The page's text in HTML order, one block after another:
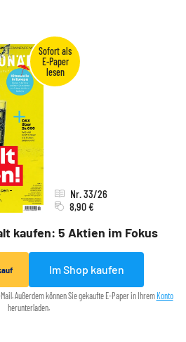
kaufen: 5 Aktien im Fokus
Nr. 33/26
8,90 €
Im Shop kaufen
Außerdem können Sie gekaufte E-Paper in Ihrem Konto
herunterladen.